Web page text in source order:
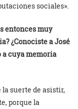
sociales».
entonces muy
¿Conociste a José
a cuya memoria
la suerte de asistir,
porque la